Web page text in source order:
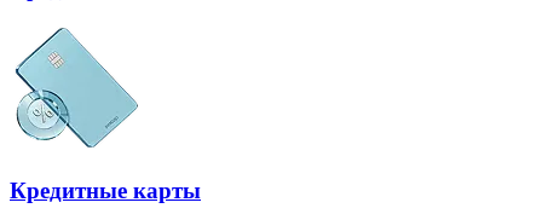
Кредитные карты